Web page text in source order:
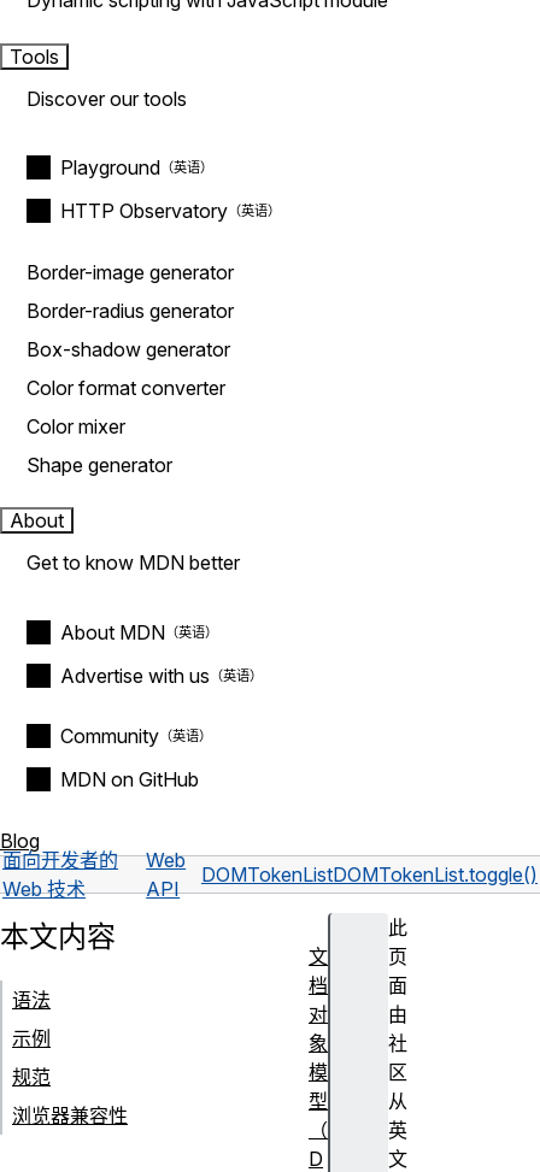
Tools
Discover our tools
Playground
HTTP Observatory
Border-image generator
Border-radius generator
Box-shadow generator
Color format converter
Color mixer
Shape generator
About
Get to know MDN better
About MDN
Advertise with us
Community
MDN on GitHub
Blog
面向开发者的
Web 技术
Web
API
DOMTokenListDOMTokenList.toggle()
此
页
面
由
社
区
从
英
文
本文内容
语法
示例
规范
浏览器兼容性
文
档
对
象
模
型
（
D